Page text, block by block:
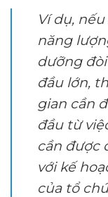
Ví dụ,
năng
dưỡng
đầu lớn,
gian cần
đầu từ
cần được
với kế
của tổ